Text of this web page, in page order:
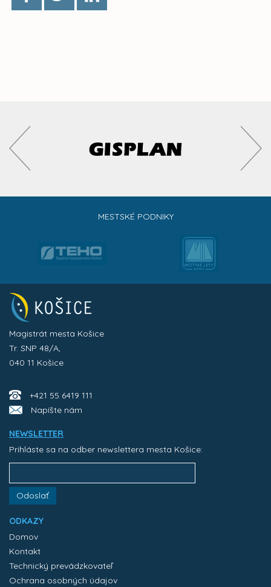
MESTSKÉ PODNIKY
Magistrát mesta Košice
Tr. SNP 48/A,
040 11 Košice
+421 55 6419 111
Napíšte nám
NEWSLETTER
Prihláste sa na odber newslettera mesta Košice:
Odoslať
ODKAZY
Domov
Kontakt
Technický prevádzkovateľ
Ochrana osobných údajov